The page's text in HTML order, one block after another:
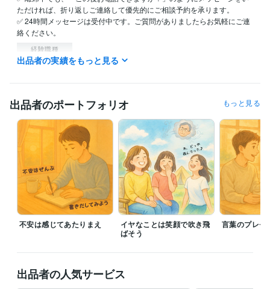
ただければ、折り返しご連絡して優先的にご相談予約を承ります。
✅ 24時間メッセージは受付中です。ご質問がありましたらお気軽にご連
絡ください。
経験職種
管理 / コンプライアンス 経験年数 : 4年
生産・品質管理 / 生産管理 経験年数 : 13年
生産・品質管理 / 品質保証
受賞歴
ココナラに2025/05/31に初出品 初出品したその日に購入されました
コミュニケーションの学校のスピーチアワードに登壇 早期退職して
も“お金と時間”を確保する方法。 生成AIの学校の全コース確認テスト
合格 生成AIプロンプトエンジニア検定合格
資格・検定
ISO9000審査員 取得年 : 2022年
歯科技工士 取得年 : 1986年
食品衛生責任者 取得年 : 2015年
取得年 : 1993年
WordPress:2年 Excel:25年Google スプレッドシート:3年
Google ドキュメント:3年
Word:25年
出品者の実績をもっと見る
出品者のポートフォリオ もっと見る
不安は感じてあたりまえ
イヤなことは笑顔で吹き飛
ばそう
言葉のプレゼ
出品者の人気サービス